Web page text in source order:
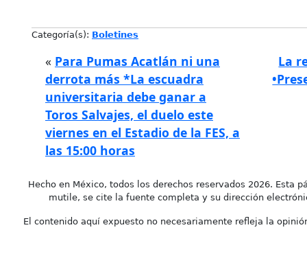
Categoría(s): Boletines
« Para Pumas Acatlán ni una
derrota más *La escuadra
universitaria debe ganar a
Toros Salvajes, el duelo este
viernes en el Estadio de la FES, a
las 15:00 horas
La
Hecho en México, todos los derechos reservados 2026. Esta
mutile, se cite la fuente completa y su dirección
El contenido aquí expuesto no necesariamente refleja la